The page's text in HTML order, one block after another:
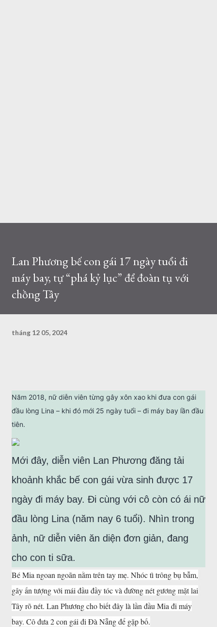
Lan Phương bế con gái 17 ngày tuổi đi
máy bay, tự “phá kỷ lục” để đoàn tụ với
chồng Tây
tháng 12 05, 2024
Năm 2018, nữ diễn viên từng gây xôn xao khi đưa con gái
đầu lòng Lina – khi đó mới 25 ngày tuổi – đi máy bay lần đầu
tiên.
Mới đây, diễn viên Lan Phương đăng tải
khoảnh khắc bế con gái vừa sinh được 17
ngày đi máy bay. Đi cùng với cô còn có ái nữ
đầu lòng Lina (năm nay 6 tuổi). Nhìn trong
ảnh, nữ diễn viên ăn diện đơn giản, đang
cho con ti sữa.
Bé Mia ngoan ngoãn nằm trên tay mẹ. Nhóc tì trông bụ bẫm,
gây ấn tượng với mái đầu đầy tóc và đường nét gương mặt lai
Tây rõ nét. Lan Phương cho biết đây là lần đầu Mia đi máy
bay. Cô đưa 2 con gái đi Đà Nẵng để gặp bố.